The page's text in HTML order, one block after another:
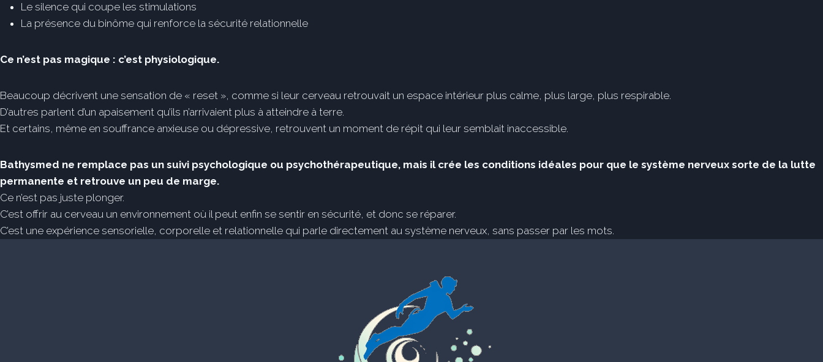
Le silence qui coupe les stimulations
La présence du binôme qui renforce la sécurité relationnelle
Ce n’est pas magique : c’est physiologique.
Beaucoup décrivent une sensation de « reset », comme si leur cerveau retrouvait un espace intérieur plus calme, plus large, plus respirable.
D’autres parlent d’un apaisement qu’ils n’arrivaient plus à atteindre à terre.
Et certains, même en souffrance anxieuse ou dépressive, retrouvent un moment de répit qui leur semblait inaccessible.
Bathysmed ne remplace pas un suivi psychologique ou psychothérapeutique, mais il crée les conditions idéales pour que le système nerveux sorte de la lutte
permanente et retrouve un peu de marge.
Ce n’est pas juste plonger.
C’est offrir au cerveau un environnement où il peut enfin se sentir en sécurité, et donc se réparer.
C’est une expérience sensorielle, corporelle et relationnelle qui parle directement au système nerveux, sans passer par les mots.